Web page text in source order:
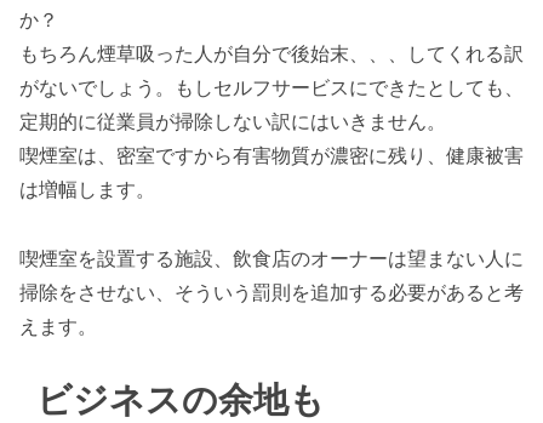
か？
もちろん煙草吸った人が自分で後始末、、、してくれる訳
がないでしょう。もしセルフサービスにできたとしても、
定期的に従業員が掃除しない訳にはいきません。
喫煙室は、密室ですから有害物質が濃密に残り、健康被害
は増幅します。
喫煙室を設置する施設、飲食店のオーナーは望まない人に
掃除をさせない、そういう罰則を追加する必要があると考
えます。
ビジネスの余地も